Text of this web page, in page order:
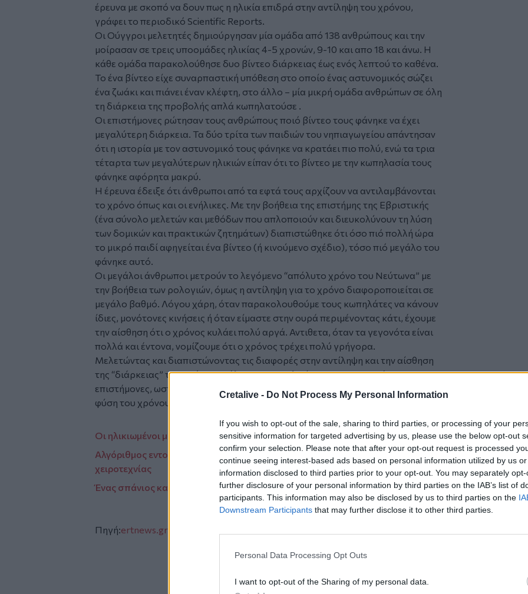
Cretalive - Do Not Process My Personal Information
If you wish to opt-out of the sale, sharing to third parties, or processing of your
sensitive information for targeted advertising by us, please use the below opt-out
confirm your selection. Please note that after your opt-out request is processed
continue seeing interest-based ads based on personal information utilized by us
information disclosed to third parties prior to your opt-out. You may separately
further disclosure of your personal information by third parties on the IAB’s list of
participants. This information may also be disclosed by us to third parties on the
Downstream Participants that may further disclose it to other third parties.
Personal Data Processing Opt Outs
I want to opt-out of the Sharing of my personal data.
έρευνα με σκοπό να δουν πως η ηλικία επιδρά στην αντίληψη του χρόνου,
γράφει το περιοδικό Scientific Reports.
Οι Ούγγροι μελετητές δημιούργησαν μία ομάδα από 138 ανθρώπους και την
μοίρασαν σε τρεις υποομάδες ηλικίας 4-5 χρονών, 9-10 και απο 18 και άνω. Η
κάθε ομάδα παρακολούθησε δυο βίντεο διάρκειας έως ενός λεπτού το καθένα.
Το ένα βίντεο είχε συναρπαστική υπόθεση στο οποίο ένας αστυνομικός σώζει
ένα ζωάκι και πιάνει έναν κλέφτη, στο άλλο – μία μικρή ομάδα ανθρώπων σε όλη
τη διάρκεια της προβολής απλά κωπηλατούσε .
Οι επιστήμονες ρώτησαν τους ανθρώπους ποιό βίντεο τους φάνηκε να έχει
μεγαλύτερη διάρκεια. Τα δύο τρίτα των παιδιών του νηπιαγωγείου απάντησαν
ότι η ιστορία με τον αστυνομικό τους φάνηκε να κρατάει πιο πολύ, ενώ τα τρια
τέταρτα των μεγαλύτερων ηλικιών είπαν ότι το βίντεο με την κωπηλασία τους
φάνηκε αφόρητα μακρύ.
Η έρευνα έδειξε ότι άνθρωποι από τα εφτά τους αρχίζουν να αντιλαμβάνονται
το χρόνο όπως και οι ενήλικες. Με την βοήθεια της επιστήμης της Εβριστικής
(ένα σύνολο μελετών και μεθόδων που απλοποιούν και διευκολύνουν τη λύση
των δομικών και πρακτικών ζητημάτων) διαπιστώθηκε ότι όσο πιό πολλή ώρα
το μικρό παιδί αφηγείται ένα βίντεο (ή κινούμενο σχέδιο), τόσο πιό μεγάλο του
φάνηκε αυτό.
Οι μεγάλοι άνθρωποι μετρούν το λεγόμενο “απόλυτο χρόνο του Νεύτωνα” με
την βοήθεια των ρολογιών, όμως η αντίληψη για το χρόνο διαφοροποιείται σε
μεγάλο βαθμό. Λόγου χάρη, όταν παρακολουθούμε τους κωπηλάτες να κάνουν
ίδιες, μονότονες κινήσεις ή όταν είμαστε στην ουρά περιμένοντας κάτι, έχουμε
την αίσθηση ότι ο χρόνος κυλάει πολύ αργά. Αντιθετα, όταν τα γεγονότα είναι
πολλά και έντονα, νομίζουμε ότι ο χρόνος τρέχει πολύ γρήγορα.
Μελετώντας και διαπιστώνοντας τις διαφορές στην αντίληψη και την αίσθηση
της “διάρκειας” του χρόνου ανάλογα με την ηλικία και της καταστάσεις οι
επιστήμονες, ωστόσο, δεν μπορουν να απαντήσουν στο ερώτημα: ” Ποιά είναι η
φύση του χρόνου; “
Οι ηλικιωμένοι με συχνές κοινωνικές επαφές ζουν περισσότερο
Αλγόριθμος εντοπίζει αυτόματα τα χρώματα και αντικείμενα της ελληνικής
χειροτεχνίας
Ένας σπάνιος και ιδιαίτερος παράκτιος υγροβιότοπος μέσα στον αστικό ιστό
Πηγή:ertnews.gr